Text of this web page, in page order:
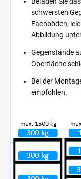
schwersten
Fachböden,
Abbildung
Gegenstände
Oberfläche
Bei der
empfohlen.